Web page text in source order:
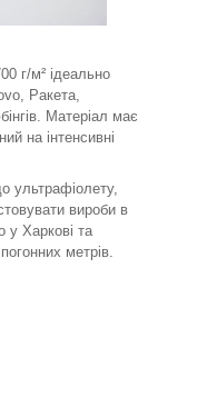
г/м² ідеально
Ракета,
Матеріал має
на інтенсивні
ультрафіолету,
вироби в
у Харкові та
метрів.